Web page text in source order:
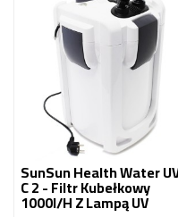
SunSun Health Water
C 2 - Filtr Kubełkowy
1000l/h Z Lampą UV